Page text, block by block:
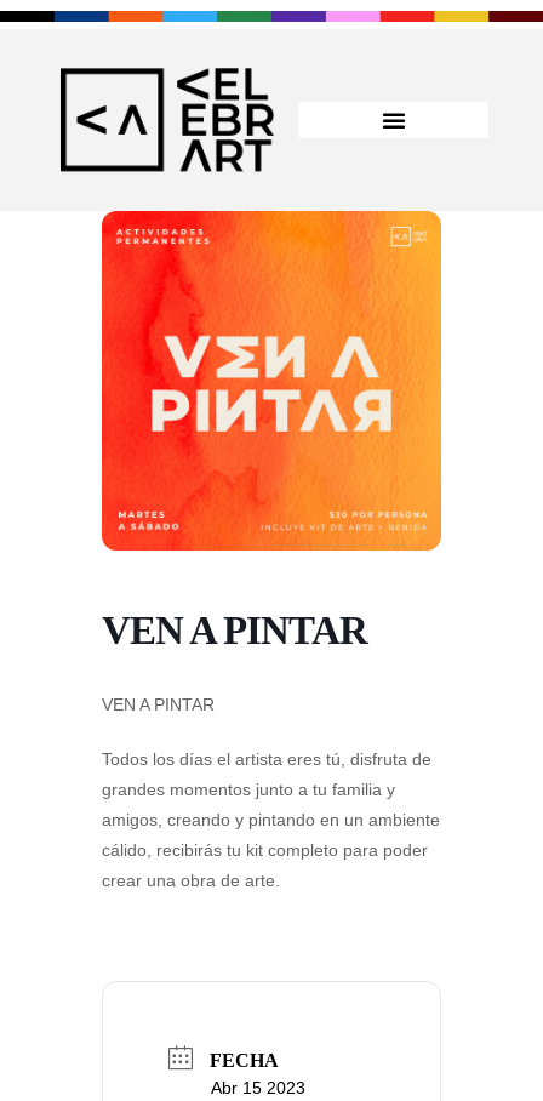
VEN A PINTAR
VEN A PINTAR
Todos los días el artista eres tú, disfruta de
grandes momentos junto a tu familia y
amigos, creando y pintando en un ambiente
cálido, recibirás tu kit completo para poder
crear una obra de arte.
FECHA
Abr 15 2023